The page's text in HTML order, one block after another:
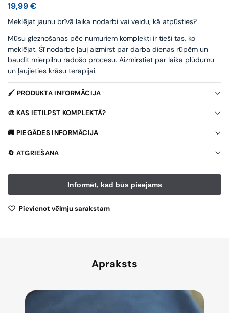
19,99€
Meklējat jaunu brīvā laika nodarbi vai veidu, kā atpūsties?
Mūsu gleznošanas pēc numuriem komplekti ir tieši tas, ko
meklējat. Šī nodarbe ļauj aizmirst par darba dienas rūpēm un
baudīt mierpilnu radošo procesu. Aizmirstiet par laika plūdumu
un ļaujieties krāsu terapijai.
🖌️ PRODUKTA INFORMĀCIJA
🎨 KAS IETILPST KOMPLEKTĀ?
🚚 PIEGĀDES INFORMĀCIJA
🔄 ATGRIEŠANA
Pievienot vēlmju sarakstam
Apraksts